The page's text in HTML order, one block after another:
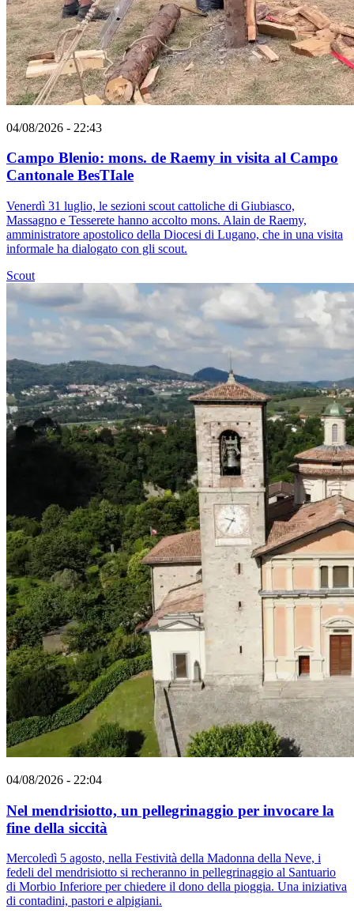
04/08/2026 - 22:43
Campo Blenio: mons. de Raemy in visita al Campo
Cantonale BesTIale
Venerdì 31 luglio, le sezioni scout cattoliche di Giubiasco,
Massagno e Tesserete hanno accolto mons. Alain de Raemy,
amministratore apostolico della Diocesi di Lugano, che in una visita
informale ha dialogato con gli scout.
Scout
04/08/2026 - 22:04
Nel mendrisiotto, un pellegrinaggio per invocare la
fine della siccità
Mercoledì 5 agosto, nella Festività della Madonna della Neve, i
fedeli del mendrisiotto si recheranno in pellegrinaggio al Santuario
di Morbio Inferiore per chiedere il dono della pioggia. Una iniziativa
di contadini, pastori e alpigiani.